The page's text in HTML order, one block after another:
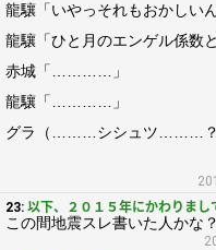
龍驤「いやっそれもおかしい
龍驤「ひと月のエンゲル係数
赤城「…………」
龍驤「…………」
グラ（………シシュツ………？
23: 以下、２０１５年にかわりま
この間地震スレ書いた人かな？